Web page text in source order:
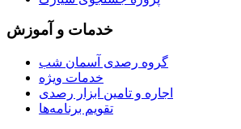
خدمات و آموزش
گروه رصدی آسمان شب
خدمات ویژه
اجاره و تامین ابزار رصدی
تقویم برنامه‌ها